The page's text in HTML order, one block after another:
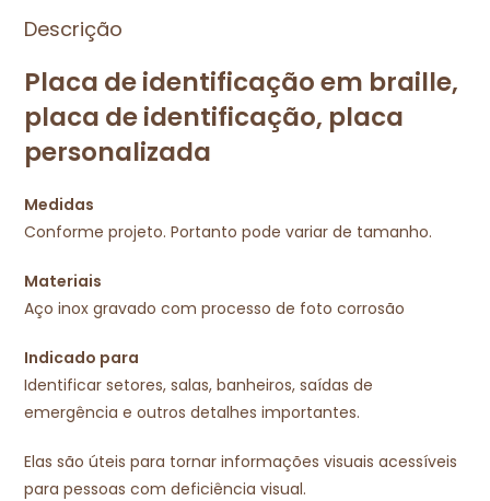
Descrição
Placa de identificação em braille,
placa de identificação, placa
personalizada
Medidas
Conforme projeto. Portanto pode variar de tamanho.
Materiais
Aço inox gravado com processo de foto corrosão
Indicado para
Identificar setores, salas, banheiros, saídas de
emergência e outros detalhes importantes.
Elas são úteis para tornar informações visuais acessíveis
para pessoas com deficiência visual.